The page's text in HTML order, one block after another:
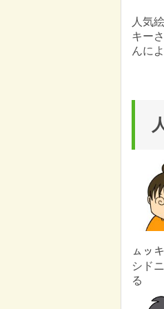
人気
キー
んに
ㇺッ
シド
る